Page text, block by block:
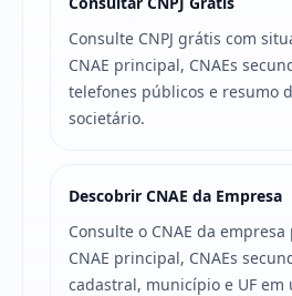
Consulte CNPJ grátis com
CNAE principal, CNAEs
telefones públicos e resumo
societário.
Descobrir CNAE da Empresa
Consulte o CNAE da empresa
CNAE principal, CNAEs
cadastral, município e UF em